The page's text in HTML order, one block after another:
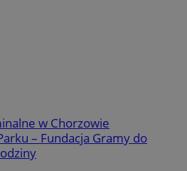
w Chorzowie
– Fundacja Gramy do